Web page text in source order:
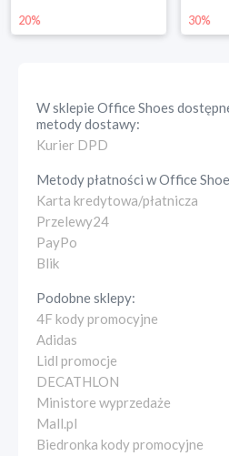
20% 30%
W sklepieOffice Shoes
metody dostawy:
Kurier DPD
Metody płatności wOffice
Karta kredytowa/płatnicza
Przelewy24
PayPo
Blik
Podobne sklepy:
4F kody promocyjne
Adidas
Lidl promocje
DECATHLON
Ministore wyprzedaże
Mall.pl
Biedronka kody promocyjne